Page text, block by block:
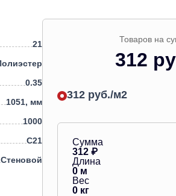
21
0.35
1051, мм
1000
С21
Стеновой
Товаров на
312
312 руб./м2
Сумма
312₽
Длина
0м
Вес
0кг